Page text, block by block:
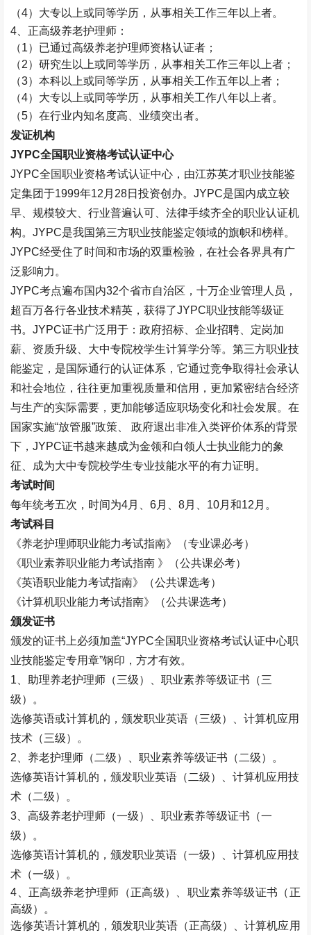
（4）大专以上或同等学历，从事相关工作三年以上者。
4 、正高级养老护理师：
（1）已通过高级养老护理师资格认证者；
（2）研究生以上或同等学历，从事相关工作三年以上者；
（3）本科以上或同等学历，从事相关工作五年以上者；
（4）大专以上或同等学历，从事相关工作八年以上者。
（5）在行业内知名度高、业绩突出者。
发证机构
JYPC全国职业资格考试认证中心
JYPC全国职业资格考试认证中心，由江苏英才职业技能鉴
定集团于1999年12 月 28日投资创办。JYPC是国内成立较
早、规模较大、行业普遍认可、法律手续齐全的职业认证机
构。JYPC是我国第三方职业技能鉴定领域的旗帜和榜样。
JYPC经受住了时间和市场的双重检验，在社会各界具有广
泛影响力。
JYPC考点遍布国内32个省市自治区，十万企业管理人员，
超百万各行各业技术精英，获得了JYPC职业技能等级证
书。JYPC证书广泛用于：政府招标、企业招聘、定岗加
薪、资质升级、大中专院校学生计算学分等。第三方职业技
能鉴定，是国际通行的认证体系，它通过竞争取得社会承认
和社会地位，往往更加重视质量和信用，更加紧密结合经济
与生产的实际需要，更加能够适应职场变化和社会发展。在
国家实施“放管服”政策、 政府退出非准入类评价体系的背景
下，JYPC证书越来越成为金领和白领人士执业能力的象
征、成为大中专院校学生专业技能水平的有力证明。
考试时间
每年统考五次，时间为4月、6月、8月、 10月和12 月。
考试科目
《养老护理师职业能力考试指南》（专业课必考）
《职业素养职业能力考试指南 》（公共课必考）
《英语职业能力考试指南》（公共课选考）
《计算机职业能力考试指南》（公共课选考）
颁发证书
颁发的证书上必须加盖“JYPC全国职业资格考试认证中心职
业技能鉴定专用章”钢印，方才有效。
1 、助理养老护理师（三级）、职业素养等级证书（三
级）。
选修英语或计算机的，颁发职业英语（三级）、计算机应用
技术（三级）。
2 、养老护理师（二级）、职业素养等级证书（二级）。
选修英语计算机的，颁发职业英语（二级）、计算机应用技
术（二级）。
3 、高级养老护理师（一级）、职业素养等级证书（一
级）。
选修英语计算机的，颁发职业英语（一级）、计算机应用技
术（一级）。
4 、正高级养老护理师（正高级）、职业素养等级证书（正
高级）。
选修英语计算机的，颁发职业英语（正高级）、计算机应用